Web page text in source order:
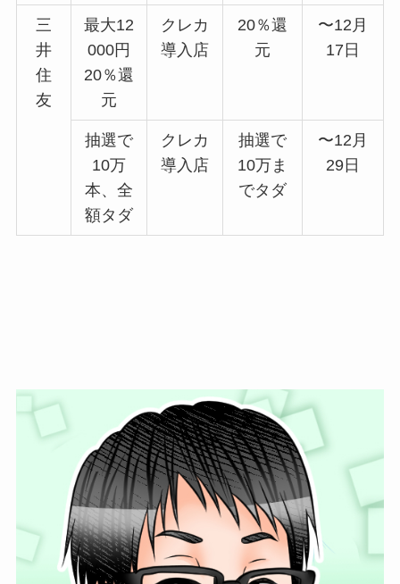
三
井
住
友
最大12
000円
20％還
元
クレカ
導入店
20％還
元
〜12月
17日
抽選で
10万
本、全
額タダ
クレカ
導入店
抽選で
10万ま
でタダ
〜12月
29日